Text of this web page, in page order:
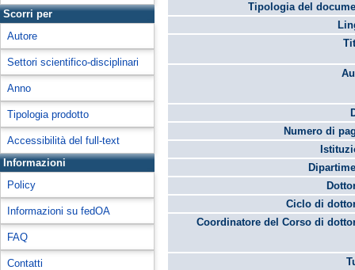
Scorri per
Autore
Settori scientifico-disciplinari
Anno
Tipologia prodotto
Accessibilità del full-text
Informazioni
Policy
Informazioni su fedOA
FAQ
Contatti
Tipologia del
Numero di
Ciclo di
Coordinatore del Corso di